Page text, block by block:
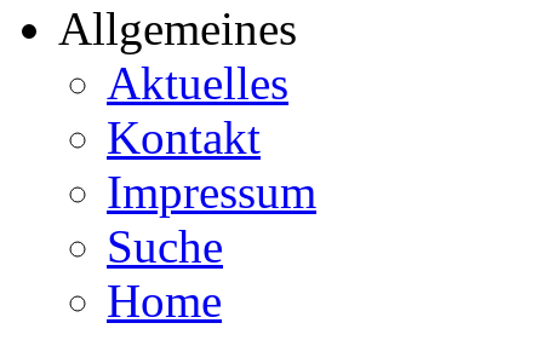
Allgemeines
Aktuelles
Kontakt
Impressum
Suche
Home